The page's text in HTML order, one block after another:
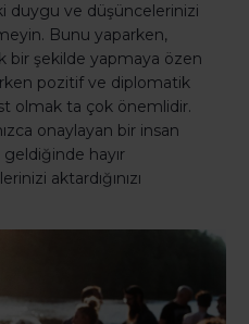
duygu ve düşüncelerinizi
Bunu yaparken,
bir şekilde yapmaya özen
pozitif ve diplomatik
olmak ta çok önemlidir.
onaylayan bir insan
hayır
aktardığınızı